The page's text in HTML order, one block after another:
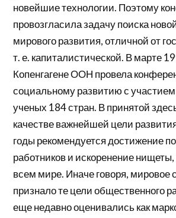
новейшие технологии. Поэтому
провозгласила задачу поиска
мирового развития, отличной от
т. е. капиталистической. В марте
Копенгагене ООН провела
социальному развитию с участием
ученых 184 стран. В принятой
качестве важнейшей цели
годы рекомендуется достижение
работников и искоренение
всем мире. Иначе говоря, мировое
признало те цели общественного
еще недавно оценивались как